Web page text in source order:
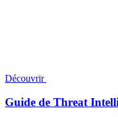
Découvrir
Guide de Threat